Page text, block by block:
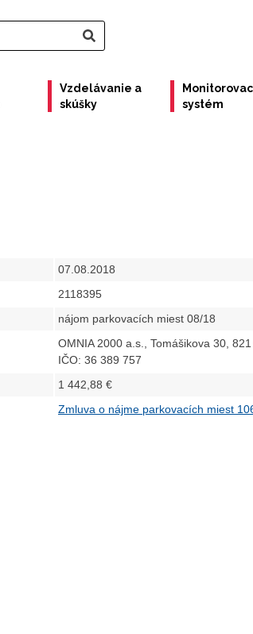
Vzdelávanie a
skúšky
systém
07.08.2018
2118395
nájom parkovacích miest 08/18
OMNIA 2000 a.s., Tomášikova 30, 821
IČO: 36 389 757
1 442,88 €
Zmluva o nájme parkovacích miest